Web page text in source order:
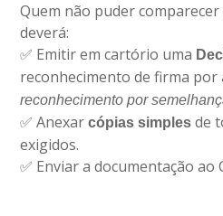
Quem não puder
deverá:
✅ Emitir em cartório uma
reconhecimento de firma por
reconhecimento por
✅ Anexarcópias simples de
exigidos.
✅ Enviar a documentação ao